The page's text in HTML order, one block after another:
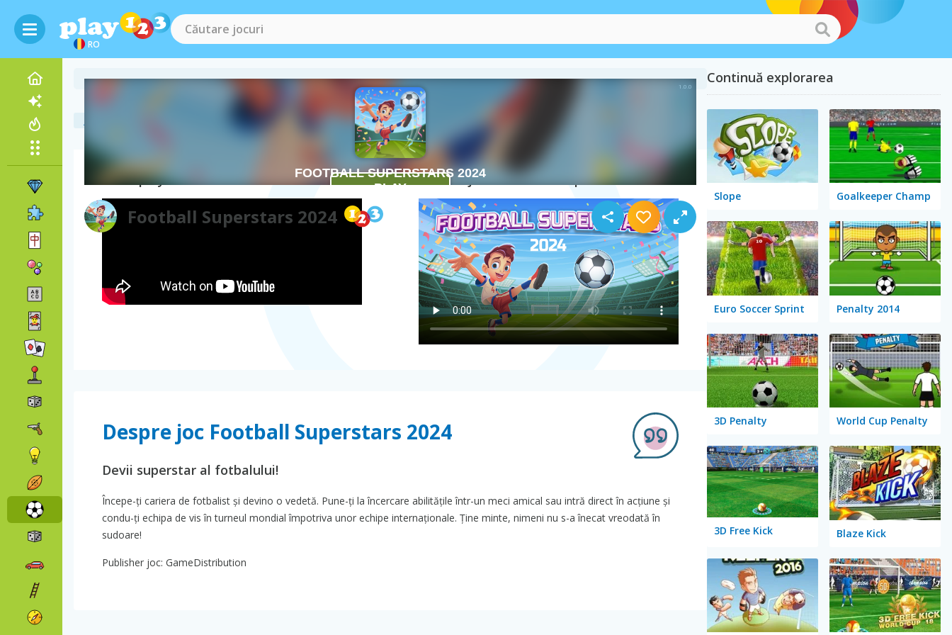
RO
Football Superstars 2024
jocuri cu fotbal football superstars 2024
Gameplay video Cum se joacă Football Superstars 2024
Despre joc Football Superstars 2024
Devii superstar al fotbalului!
Începe-ți cariera de fotbalist și devino o vedetă. Pune-ți la încercare abilitățile într-un meci amical sau intră direct în acțiune și
condu-ți echipa de vis în turneul mondial împotriva unor echipe internaționale. Ține minte, nimeni nu s-a înecat vreodată în
sudoare!
Publisher joc: GameDistribution
Continuă explorarea
Slope Goalkeeper Champ
Euro Soccer Sprint Penalty 2014
3D Penalty World Cup Penalty
3D Free Kick Blaze Kick